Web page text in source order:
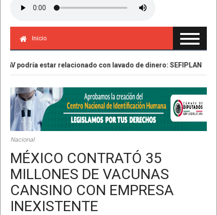
Inicio
estar relacionado con lavado de dinero: SEFIPLAN
Nacional
MÉXICO CONTRATÓ 35
MILLONES DE VACUNAS
CANSINO CON EMPRESA
INEXISTENTE